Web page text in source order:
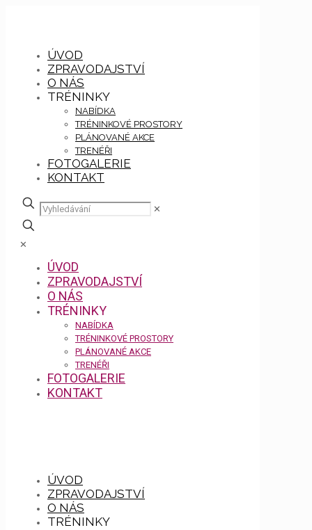
ÚVOD
ZPRAVODAJSTVÍ
O NÁS
TRÉNINKY
NABÍDKA
TRÉNINKOVÉ PROSTORY
PLÁNOVANÉ AKCE
TRENÉŘI
FOTOGALERIE
KONTAKT
✕
✕
ÚVOD
ZPRAVODAJSTVÍ
O NÁS
TRÉNINKY
NABÍDKA
TRÉNINKOVÉ PROSTORY
PLÁNOVANÉ AKCE
TRENÉŘI
FOTOGALERIE
KONTAKT
ÚVOD
ZPRAVODAJSTVÍ
O NÁS
TRÉNINKY